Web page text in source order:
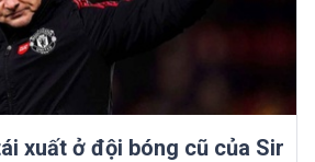
xuất ở đội bóng cũ của Sir